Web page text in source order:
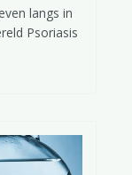
langs in
Psoriasis